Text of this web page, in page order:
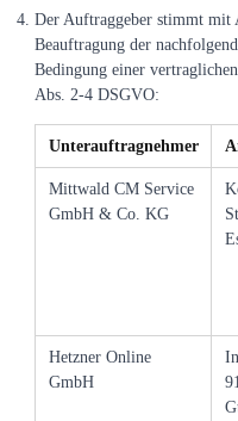
Der Auftraggeber stimmt mit
Beauftragung der
Bedingung einer
Abs. 2-4 DSGVO:
Unterauftragnehmer
Mittwald CM Service
GmbH & Co. KG
Hetzner Online
GmbH